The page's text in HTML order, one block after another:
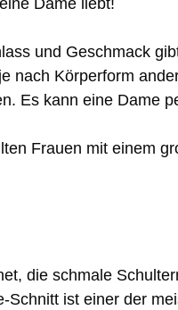
Dame liebt!
und Geschmack
nach Körperform
Es kann eine Dame
Frauen mit einem
die schmale
ist einer der